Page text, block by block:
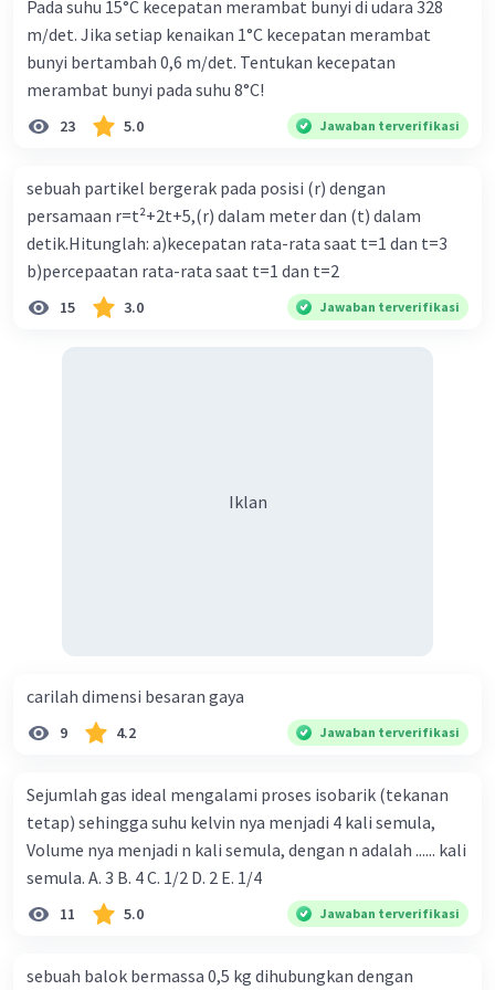
Iklan
Pada suhu 15°C kecepatan merambat bunyi di udara 328
m/det. Jika setiap kenaikan 1°C kecepatan merambat
bunyi bertambah 0,6 m/det. Tentukan kecepatan
merambat bunyi pada suhu 8°C!
23 5.0 Jawaban terverifikasi
sebuah partikel bergerak pada posisi (r) dengan
persamaan r=t²+2t+5,(r) dalam meter dan (t) dalam
detik.Hitunglah: a)kecepatan rata-rata saat t=1 dan t=3
b)percepaatan rata-rata saat t=1 dan t=2
15 3.0 Jawaban terverifikasi
Iklan
carilah dimensi besaran gaya
9 4.2 Jawaban terverifikasi
Sejumlah gas ideal mengalami proses isobarik (tekanan
tetap) sehingga suhu kelvin nya menjadi 4 kali semula,
Volume nya menjadi n kali semula, dengan n adalah ...... kali
semula. A. 3 B. 4 C. 1/2 D. 2 E. 1/4
11 5.0 Jawaban terverifikasi
sebuah balok bermassa 0,5 kg dihubungkan dengan